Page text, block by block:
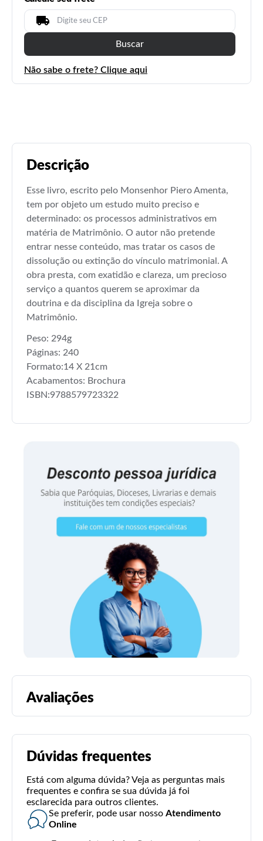
Buscar
Não sabe o frete? Clique aqui
Descrição
Esse livro, escrito pelo Monsenhor Piero Amenta,
tem por objeto um estudo muito preciso e
determinado: os processos administrativos em
matéria de Matrimônio. O autor não pretende
entrar nesse conteúdo, mas tratar os casos de
dissolução ou extinção do vínculo matrimonial. A
obra presta, com exatidão e clareza, um precioso
serviço a quantos querem se aproximar da
doutrina e da disciplina da Igreja sobre o
Matrimônio.
Peso: 294g
Páginas: 240
Formato:14 X 21cm
Acabamentos: Brochura
ISBN:9788579723322
Avaliações
Dúvidas frequentes
Está com alguma dúvida? Veja as perguntas mais
frequentes e confira se sua dúvida já foi
esclarecida para outros clientes.
Se preferir, pode usar nosso Atendimento
Online